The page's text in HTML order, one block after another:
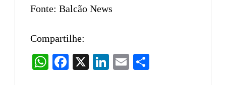
Fonte: Balcão News
Compartilhe:
WhatsAppFacebook LinkedIn
Email